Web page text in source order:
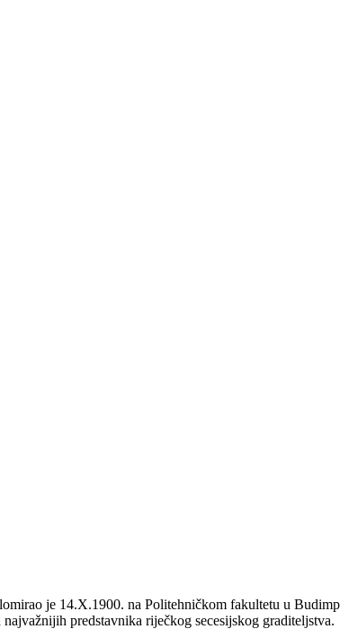
je 14.X.1900. na Politehničkom fakultetu u
predstavnika riječkog secesijskog graditeljstva.